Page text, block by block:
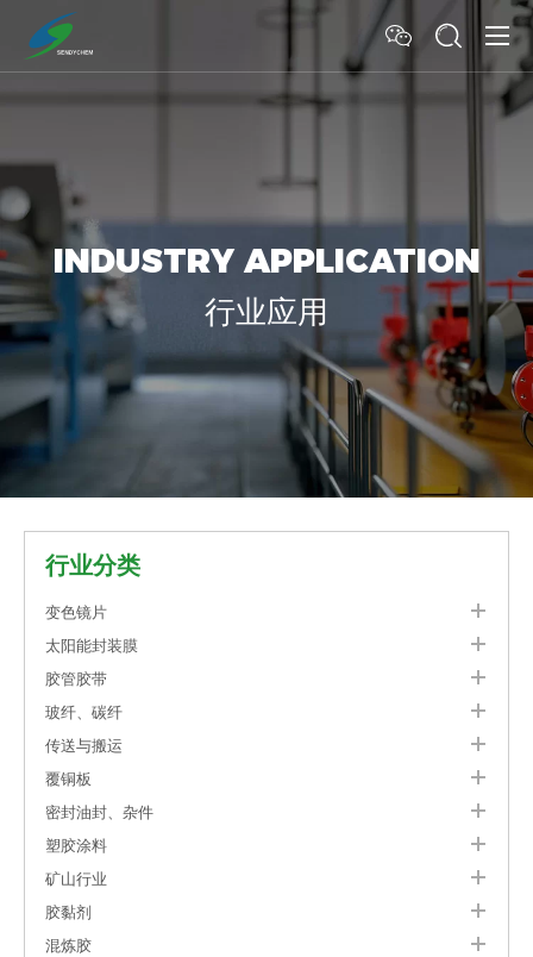
INDUSTRY APPLICATION
行业应用
行业分类
变色镜片
太阳能封装膜
胶管胶带
玻纤、碳纤
传送与搬运
覆铜板
密封油封、杂件
塑胶涂料
矿山行业
胶黏剂
混炼胶